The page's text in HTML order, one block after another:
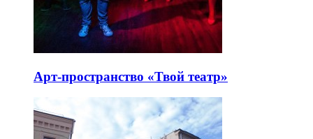
Арт-пространство «Твой театр»